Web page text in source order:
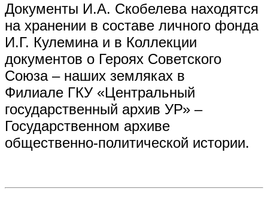
Документы И.А. Скобелева находятся
на хранении в составе личного фонда
И.Г. Кулемина и в Коллекции
документов о Героях Советского
Союза – наших земляках в
Филиале ГКУ «Центральный
государственный архив УР» –
Государственном архиве
общественно-политической истории.